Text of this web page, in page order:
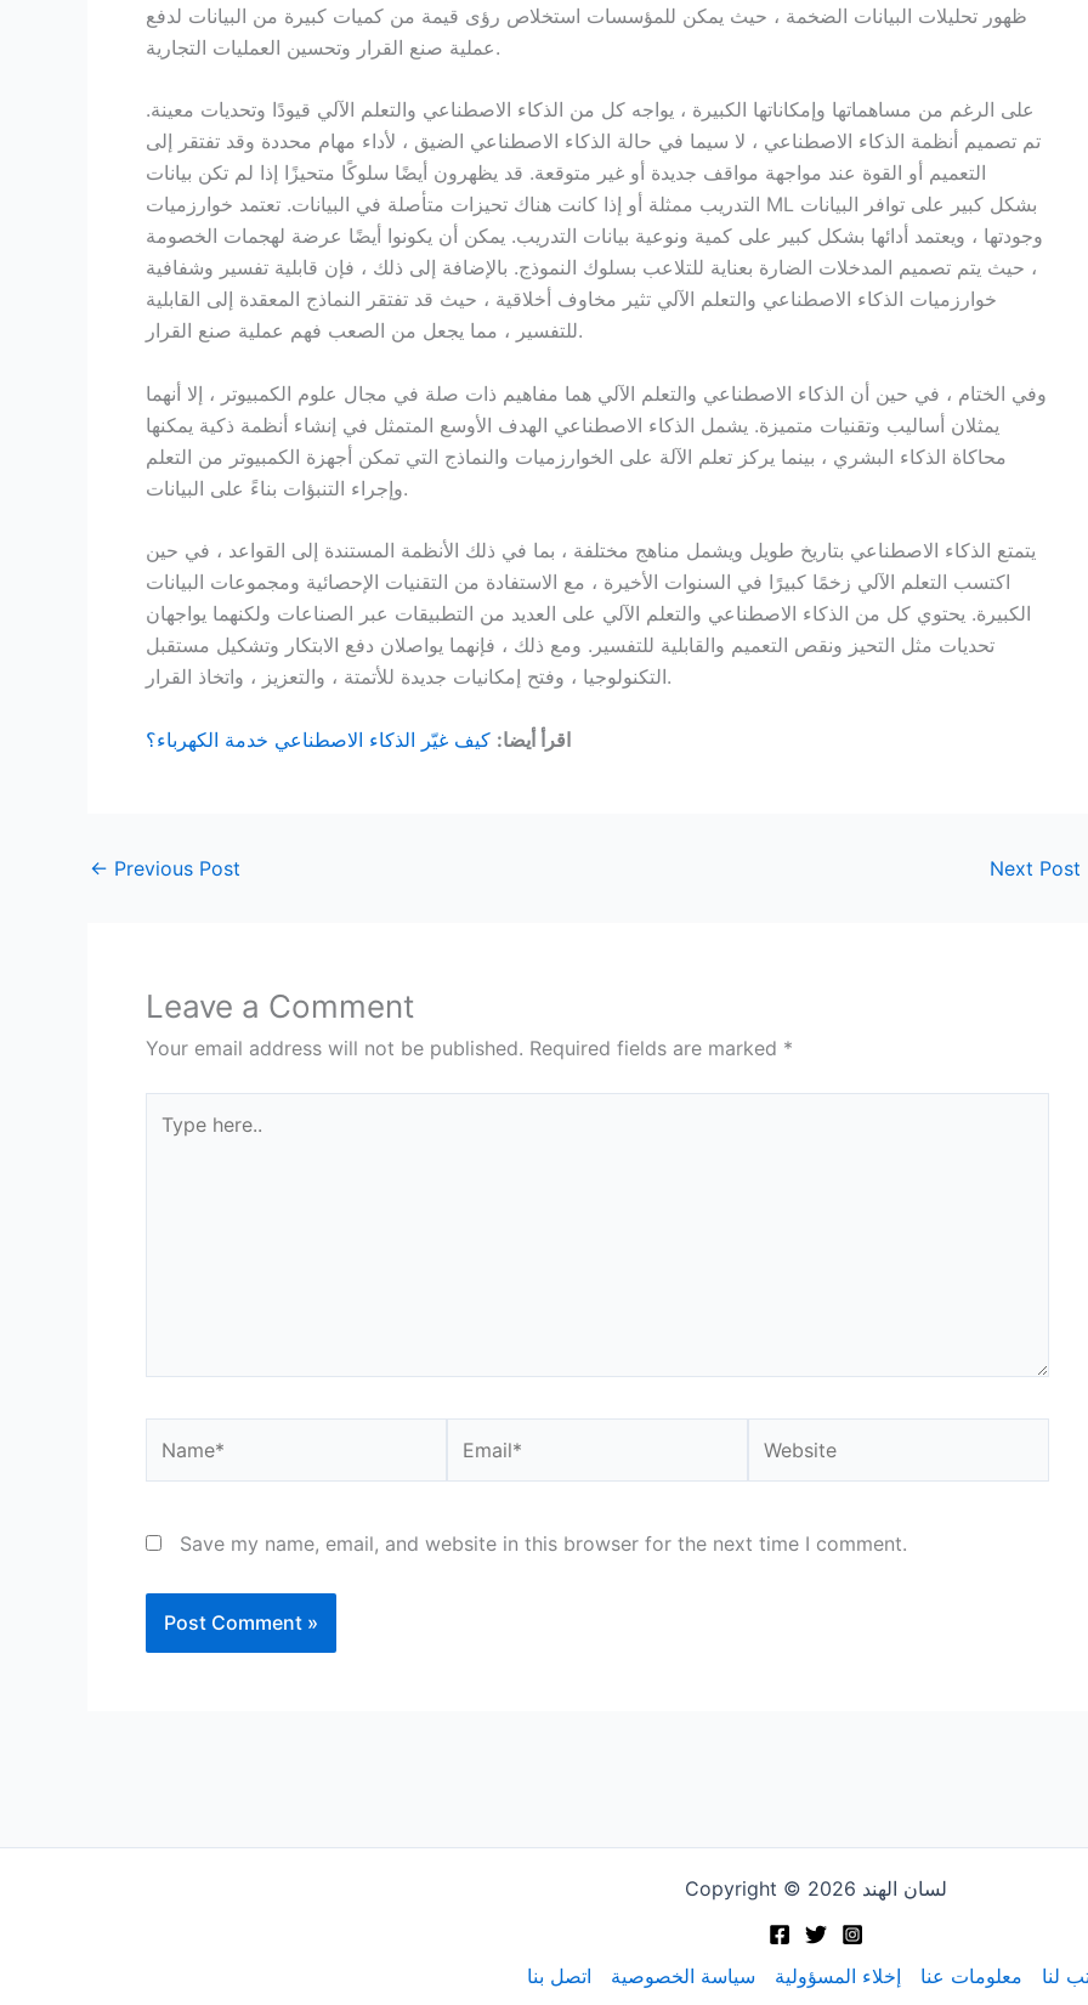
ظهور تحليلات البيانات الضخمة ، حيث يمكن للمؤسسات استخلاص رؤى قيمة من كميات كبيرة من البيانات لدفع
عملية صنع القرار وتحسين العمليات التجارية.
على الرغم من مساهماتها وإمكاناتها الكبيرة ، يواجه كل من الذكاء الاصطناعي والتعلم الآلي قيودًا وتحديات معينة.
تم تصميم أنظمة الذكاء الاصطناعي ، لا سيما في حالة الذكاء الاصطناعي الضيق ، لأداء مهام محددة وقد تفتقر إلى
التعميم أو القوة عند مواجهة مواقف جديدة أو غير متوقعة. قد يظهرون أيضًا سلوكًا متحيزًا إذا لم تكن بيانات
التدريب ممثلة أو إذا كانت هناك تحيزات متأصلة في البيانات. تعتمد خوارزميات ML بشكل كبير على توافر البيانات
وجودتها ، ويعتمد أدائها بشكل كبير على كمية ونوعية بيانات التدريب. يمكن أن يكونوا أيضًا عرضة لهجمات الخصومة
، حيث يتم تصميم المدخلات الضارة بعناية للتلاعب بسلوك النموذج. بالإضافة إلى ذلك ، فإن قابلية تفسير وشفافية
خوارزميات الذكاء الاصطناعي والتعلم الآلي تثير مخاوف أخلاقية ، حيث قد تفتقر النماذج المعقدة إلى القابلية
للتفسير ، مما يجعل من الصعب فهم عملية صنع القرار.
وفي الختام ، في حين أن الذكاء الاصطناعي والتعلم الآلي هما مفاهيم ذات صلة في مجال علوم الكمبيوتر ، إلا أنهما
يمثلان أساليب وتقنيات متميزة. يشمل الذكاء الاصطناعي الهدف الأوسع المتمثل في إنشاء أنظمة ذكية يمكنها
محاكاة الذكاء البشري ، بينما يركز تعلم الآلة على الخوارزميات والنماذج التي تمكن أجهزة الكمبيوتر من التعلم
وإجراء التنبؤات بناءً على البيانات.
يتمتع الذكاء الاصطناعي بتاريخ طويل ويشمل مناهج مختلفة ، بما في ذلك الأنظمة المستندة إلى القواعد ، في حين
اكتسب التعلم الآلي زخمًا كبيرًا في السنوات الأخيرة ، مع الاستفادة من التقنيات الإحصائية ومجموعات البيانات
الكبيرة. يحتوي كل من الذكاء الاصطناعي والتعلم الآلي على العديد من التطبيقات عبر الصناعات ولكنهما يواجهان
تحديات مثل التحيز ونقص التعميم والقابلية للتفسير. ومع ذلك ، فإنهما يواصلان دفع الابتكار وتشكيل مستقبل
التكنولوجيا ، وفتح إمكانيات جديدة للأتمتة ، والتعزيز ، واتخاذ القرار.
اقرأ أيضا: كيف غيّر الذكاء الاصطناعي خدمة الكهرباء؟
← Previous Post Next Post
Leave a Comment
Your email address will not be published. Required fields are marked *
here..
Save my name, email, and website in this browser for the next time I comment.
Copyright © 2026 لسان الهند
اتصل بنا سياسة الخصوصية إخلاء المسؤولية معلومات عنا لنا